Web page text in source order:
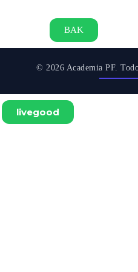
BAK
© 2026 Academia PF.
livegood